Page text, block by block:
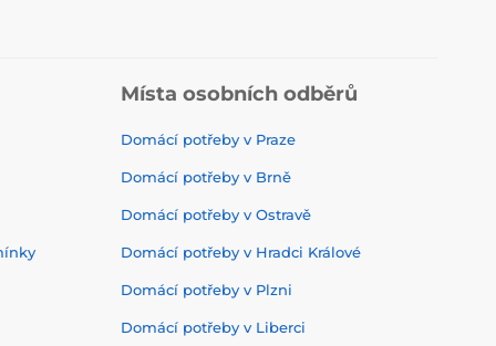
Místa osobních odběrů
Domácí potřeby v Praze
Domácí potřeby v Brně
Domácí potřeby v Ostravě
Domácí potřeby v Hradci Králové
Domácí potřeby v Plzni
Domácí potřeby v Liberci